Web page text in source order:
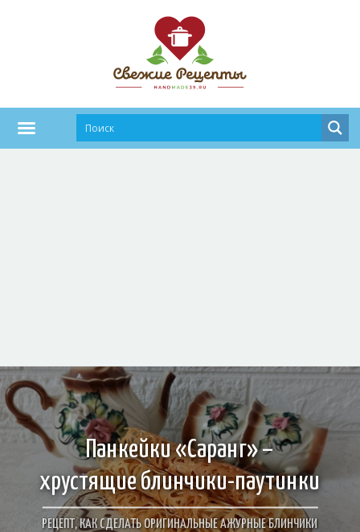
Панкейки «Саранг» –
хрустящие блинчики-паутинки
РЕЦЕПТ, КАК СДЕЛАТЬ ОРИГИНАЛЬНЫЕ АЖУРНЫЕ БЛИНЧИКИ